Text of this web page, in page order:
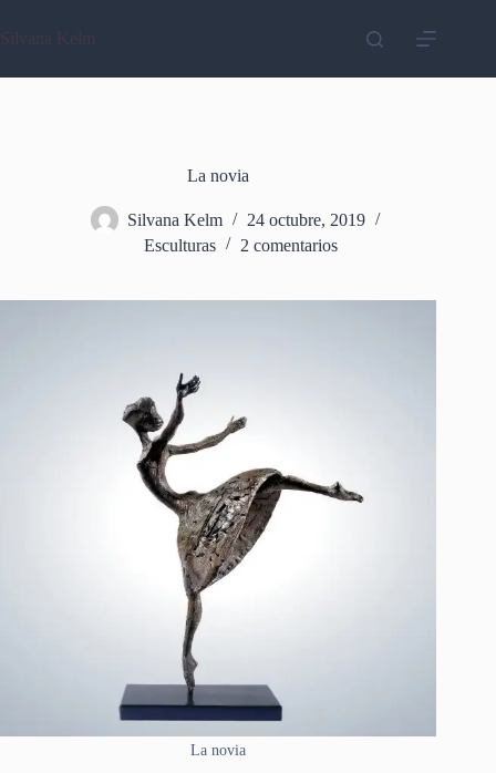
contenido
Silvana Kelm
La novia
Silvana Kelm
24 octubre, 2019
Esculturas
2 comentarios
La novia